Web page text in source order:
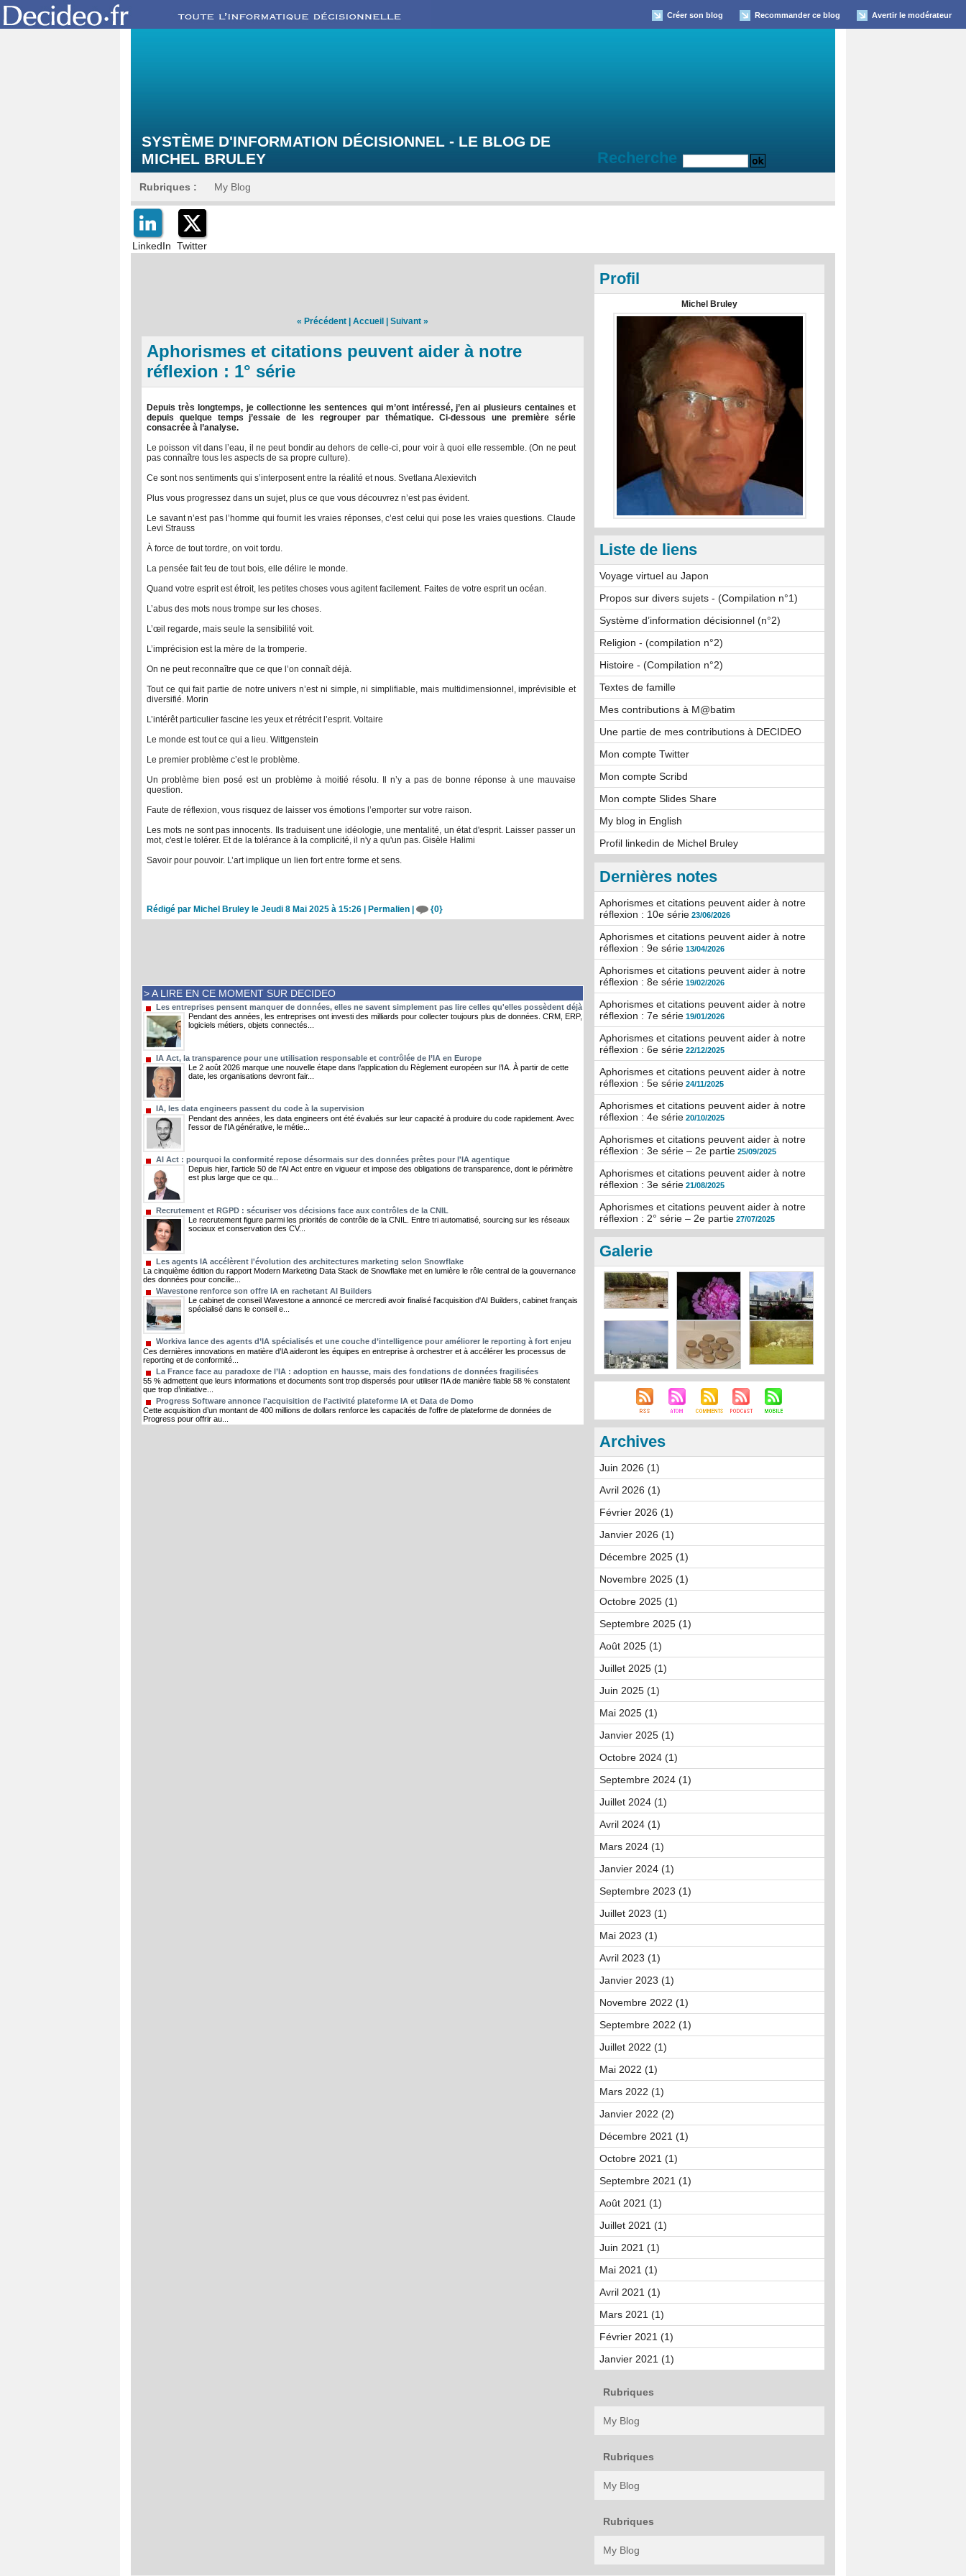
Créer son blog Recommander ce blog Avertir le modérateur
SYSTÈME D'INFORMATION DÉCISIONNEL - LE BLOG DE
MICHEL BRULEY
Recherche
Rubriques : My Blog
LinkedIn Twitter
« Précédent Accueil Suivant »
Aphorismes et citations peuvent aider à notre
réflexion : 1° série
Depuis très longtemps, je collectionne les sentences qui m’ont intéressé, j’en ai plusieurs centaines et
depuis quelque temps j’essaie de les regrouper par thématique. Ci-dessous une première série
consacrée à l’analyse.
Le poisson vit dans l’eau, il ne peut bondir au dehors de celle-ci, pour voir à quoi elle ressemble. (On ne peut
pas connaître tous les aspects de sa propre culture).
Ce sont nos sentiments qui s’interposent entre la réalité et nous. Svetlana Alexievitch
Plus vous progressez dans un sujet, plus ce que vous découvrez n’est pas évident.
Le savant n’est pas l’homme qui fournit les vraies réponses, c’est celui qui pose les vraies questions. Claude
Levi Strauss
À force de tout tordre, on voit tordu.
La pensée fait feu de tout bois, elle délire le monde.
Quand votre esprit est étroit, les petites choses vous agitent facilement. Faites de votre esprit un océan.
L’abus des mots nous trompe sur les choses.
L’œil regarde, mais seule la sensibilité voit.
L’imprécision est la mère de la tromperie.
On ne peut reconnaître que ce que l’on connaît déjà.
Tout ce qui fait partie de notre univers n’est ni simple, ni simplifiable, mais multidimensionnel, imprévisible et
diversifié. Morin
L’intérêt particulier fascine les yeux et rétrécit l’esprit. Voltaire
Le monde est tout ce qui a lieu. Wittgenstein
Le premier problème c’est le problème.
Un problème bien posé est un problème à moitié résolu. Il n’y a pas de bonne réponse à une mauvaise
question.
Faute de réflexion, vous risquez de laisser vos émotions l’emporter sur votre raison.
Les mots ne sont pas innocents. Ils traduisent une idéologie, une mentalité, un état d'esprit. Laisser passer un
mot, c'est le tolérer. Et de la tolérance à la complicité, il n'y a qu'un pas. Gisèle Halimi
Savoir pour pouvoir. L’art implique un lien fort entre forme et sens.
Rédigé par Michel Bruley le Jeudi 8 Mai 2025 à 15:26 Permalien {0}
> A LIRE EN CE MOMENT SUR DECIDEO
Les entreprises pensent manquer de données, elles ne savent simplement pas lire celles qu'elles possèdent déjà
Pendant des années, les entreprises ont investi des milliards pour collecter toujours plus de données. CRM, ERP,
logiciels métiers, objets connectés...
IA Act, la transparence pour une utilisation responsable et contrôlée de l’IA en Europe
Le 2 août 2026 marque une nouvelle étape dans l’application du Règlement européen sur l’IA. À partir de cette
date, les organisations devront fair...
IA, les data engineers passent du code à la supervision
Pendant des années, les data engineers ont été évalués sur leur capacité à produire du code rapidement. Avec
l’essor de l’IA générative, le métie...
AI Act : pourquoi la conformité repose désormais sur des données prêtes pour l'IA agentique
Depuis hier, l'article 50 de l'AI Act entre en vigueur et impose des obligations de transparence, dont le périmètre
est plus large que ce qu...
Recrutement et RGPD : sécuriser vos décisions face aux contrôles de la CNIL
Le recrutement figure parmi les priorités de contrôle de la CNIL. Entre tri automatisé, sourcing sur les réseaux
sociaux et conservation des CV...
Les agents IA accélèrent l'évolution des architectures marketing selon Snowflake
La cinquième édition du rapport Modern Marketing Data Stack de Snowflake met en lumière le rôle central de la gouvernance
des données pour concilie...
Wavestone renforce son offre IA en rachetant AI Builders
Le cabinet de conseil Wavestone a annoncé ce mercredi avoir finalisé l'acquisition d'AI Builders, cabinet français
spécialisé dans le conseil e...
Workiva lance des agents d’IA spécialisés et une couche d’intelligence pour améliorer le reporting à fort enjeu
Ces dernières innovations en matière d’IA aideront les équipes en entreprise à orchestrer et à accélérer les processus de
reporting et de conformité...
La France face au paradoxe de l’IA : adoption en hausse, mais des fondations de données fragilisées
55 % admettent que leurs informations et documents sont trop dispersés pour utiliser l’IA de manière fiable 58 % constatent
que trop d’initiative...
Progress Software annonce l'acquisition de l’activité plateforme IA et Data de Domo
Cette acquisition d’un montant de 400 millions de dollars renforce les capacités de l'offre de plateforme de données de
Progress pour offrir au...
Profil
Michel Bruley
Liste de liens
Voyage virtuel au Japon
Propos sur divers sujets - (Compilation n°1)
Système d’information décisionnel (n°2)
Religion - (compilation n°2)
Histoire - (Compilation n°2)
Textes de famille
Mes contributions à M@batim
Une partie de mes contributions à DECIDEO
Mon compte Twitter
Mon compte Scribd
Mon compte Slides Share
My blog in English
Profil linkedin de Michel Bruley
Dernières notes
Aphorismes et citations peuvent aider à notre
réflexion : 10e série 23/06/2026
Aphorismes et citations peuvent aider à notre
réflexion : 9e série 13/04/2026
Aphorismes et citations peuvent aider à notre
réflexion : 8e série 19/02/2026
Aphorismes et citations peuvent aider à notre
réflexion : 7e série 19/01/2026
Aphorismes et citations peuvent aider à notre
réflexion : 6e série 22/12/2025
Aphorismes et citations peuvent aider à notre
réflexion : 5e série 24/11/2025
Aphorismes et citations peuvent aider à notre
réflexion : 4e série 20/10/2025
Aphorismes et citations peuvent aider à notre
réflexion : 3e série – 2e partie 25/09/2025
Aphorismes et citations peuvent aider à notre
réflexion : 3e série 21/08/2025
Aphorismes et citations peuvent aider à notre
réflexion : 2° série – 2e partie 27/07/2025
Galerie
Archives
Juin 2026 (1)
Avril 2026 (1)
Février 2026 (1)
Janvier 2026 (1)
Décembre 2025 (1)
Novembre 2025 (1)
Octobre 2025 (1)
Septembre 2025 (1)
Août 2025 (1)
Juillet 2025 (1)
Juin 2025 (1)
Mai 2025 (1)
Janvier 2025 (1)
Octobre 2024 (1)
Septembre 2024 (1)
Juillet 2024 (1)
Avril 2024 (1)
Mars 2024 (1)
Janvier 2024 (1)
Septembre 2023 (1)
Juillet 2023 (1)
Mai 2023 (1)
Avril 2023 (1)
Janvier 2023 (1)
Novembre 2022 (1)
Septembre 2022 (1)
Juillet 2022 (1)
Mai 2022 (1)
Mars 2022 (1)
Janvier 2022 (2)
Décembre 2021 (1)
Octobre 2021 (1)
Septembre 2021 (1)
Août 2021 (1)
Juillet 2021 (1)
Juin 2021 (1)
Mai 2021 (1)
Avril 2021 (1)
Mars 2021 (1)
Février 2021 (1)
Janvier 2021 (1)
Rubriques
My Blog
Rubriques
My Blog
Rubriques
My Blog